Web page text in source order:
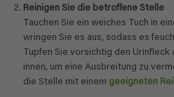
Reinigen Sie die betroffene Stelle
Tauchen Sie ein weiches Tuch in
wringen Sie es aus, sodass es
Tupfen Sie vorsichtig den Urinfleck
innen, um eine Ausbreitung zu
die Stelle mit einem geeigneten